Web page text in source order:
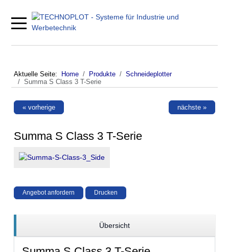
Mobile Menu Toggle
Aktuelle Seite: Home Produkte
Schneideplotter
Summa S Class 3 T-Serie
« vorherige nächste »
Summa S Class 3 T-Serie
Angebot anfordern Drucken
Übersicht